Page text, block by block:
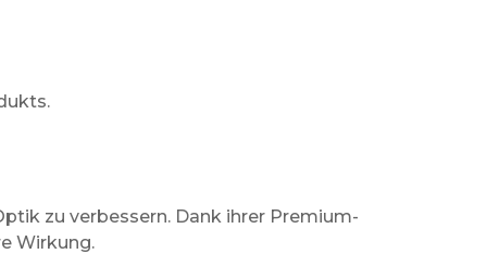
zu verbessern. Dank ihrer Premium-
Wirkung.